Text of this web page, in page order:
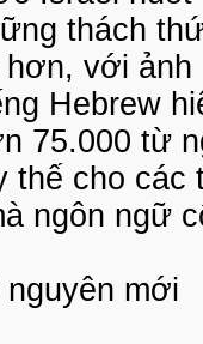
thách
hơn, với
Hebrew
75.000 từ
thế cho
ngôn ngữ
mới